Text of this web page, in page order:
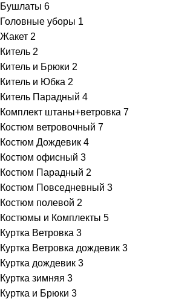
Бушлаты 6
Головные уборы 1
Жакет 2
Китель 2
Китель и Брюки 2
Китель и Юбка 2
Китель Парадный 4
Комплект штаны+ветровка 7
Костюм ветровочный 7
Костюм Дождевик 4
Костюм офисный 3
Костюм Парадный 2
Костюм Повседневный 3
Костюм полевой 2
Костюмы и Комплекты 5
Куртка Ветровка 3
Куртка Ветровка дождевик 3
Куртка дождевик 3
Куртка зимняя 3
Куртка и Брюки 3